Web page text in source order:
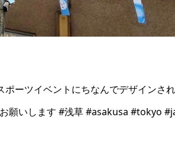
ポーツイベントにちなんでデザインさ
願いします #浅草 #asakusa #tokyo